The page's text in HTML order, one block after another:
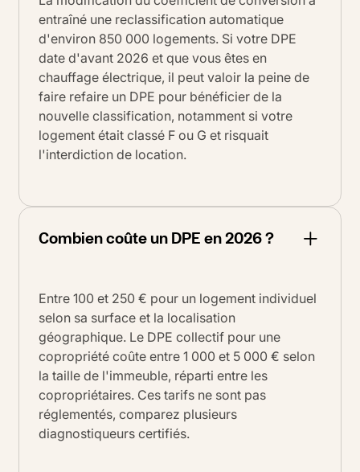
entraîné une reclassification automatique
d'environ 850 000 logements. Si votre DPE
date d'avant 2026 et que vous êtes en
chauffage électrique, il peut valoir la peine de
faire refaire un DPE pour bénéficier de la
nouvelle classification, notamment si votre
logement était classé F ou G et risquait
l'interdiction de location.
Combien coûte un DPE en 2026 ?
Entre 100 et 250 € pour un logement individuel
selon sa surface et la localisation
géographique. Le DPE collectif pour une
copropriété coûte entre 1 000 et 5 000 € selon
la taille de l'immeuble, réparti entre les
copropriétaires. Ces tarifs ne sont pas
réglementés, comparez plusieurs
diagnostiqueurs certifiés.